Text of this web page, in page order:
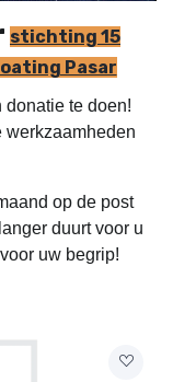
stichting 15
Pasar
donatie te doen!
werkzaamheden
op de post
duurt voor u
uw begrip!